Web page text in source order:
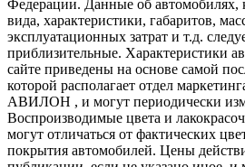
Федерации. Данные об автомобилях,
вида, характеристики, габаритов,
эксплуатационных затрат и т.д.
приблизительные. Характеристики
сайте приведены на основе самой
которой располагает отдел
АВИЛОН , и могут периодически
Воспроизводимые цвета и
могут отличаться от фактических
покрытия автомобилей. Цены